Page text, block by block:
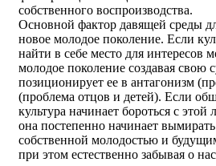
собственного воспроизводства.
Основной фактор давящей среды
новое молодое поколение. Если
найти в себе место для интересов
молодое поколение создавая свою
позиционирует ее в антагонизм
(проблема отцов и детей). Если
культура начинает бороться с этой
она постепенно начинает
собственной молодостью и
при этом естественно забывая о